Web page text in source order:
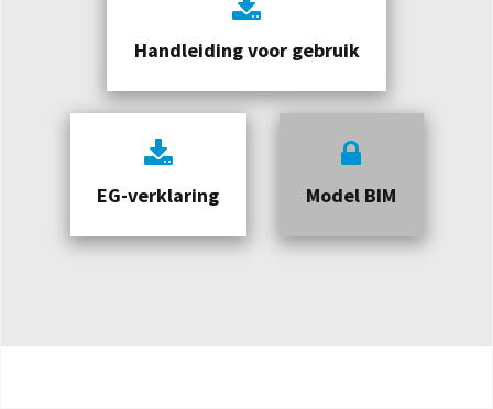
Handleiding voor gebruik
EG-verklaring Model BIM